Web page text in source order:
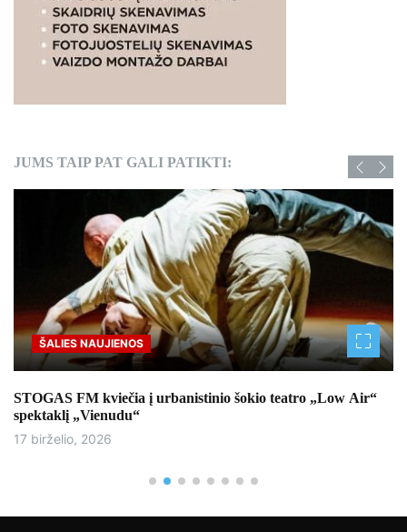
JUMS TAIP PAT GALI PATIKTI:
Air“
Sportas
Lietuvos jaunimo rinktinės boksininkai kaupė
tarptautiniame mače Latvijoje
17 birželio, 2026